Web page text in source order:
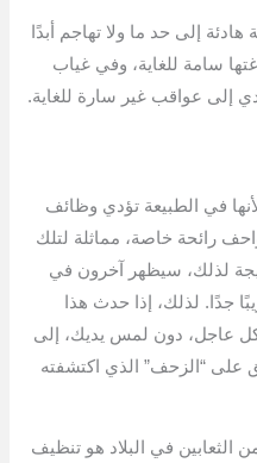
إلى حد ما ولا تهاجم أبدًا
سامة للغاية، وفي غياب
إلى عواقب غير سارة للغاية.
في الطبيعة تؤدي وظائف
رائحة خاصة، مماثلة لتلك
لذلك، سيظهر آخرون في
جدًا. لذلك، إذا حدث هذا
عاجل، دون لمس يديك، إلى
على “الزحف” الذي اكتشفته
الثعابين في البلاد هو تنظيف